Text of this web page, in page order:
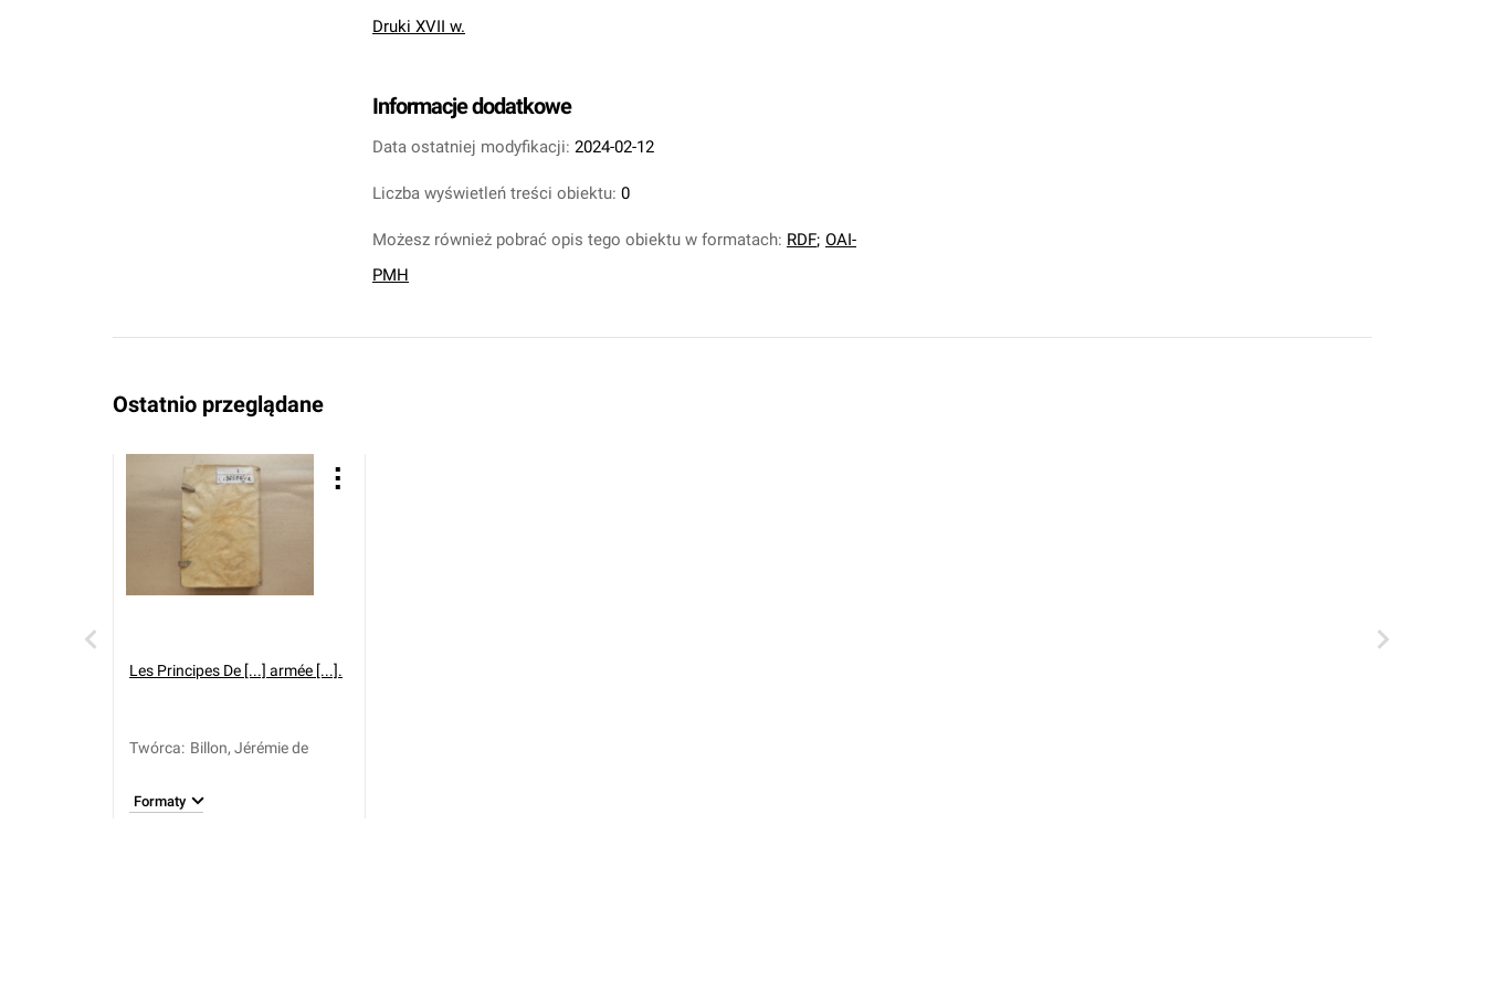
Druki XVII w.
Informacje dodatkowe
Data ostatniej modyfikacji: 2024-02-12
Liczba wyświetleń treści obiektu: 0
Możesz również pobrać opis tego obiektu w formatach: RDF; OAI-
PMH
Ostatnio przeglądane
Les Principes De [...] armée [...].
Twórca: Billon, Jérémie de
Formaty